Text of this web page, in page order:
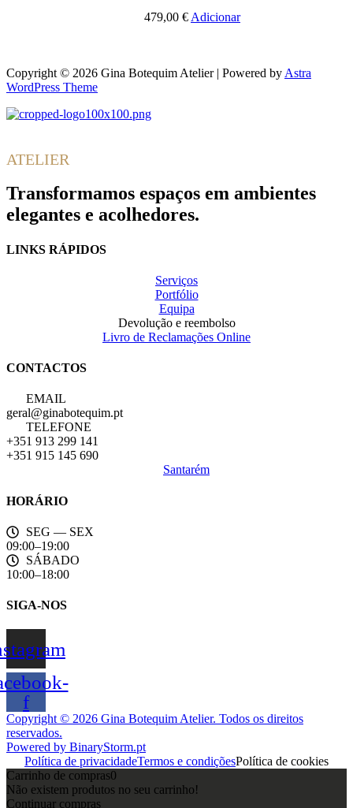
479,00 € Adicionar
Copyright © 2026 Gina Botequim Atelier | Powered by Astra
WordPress Theme
ATELIER
Transformamos espaços em ambientes
elegantes e acolhedores.
LINKS RÁPIDOS
Serviços
Portfólio
Equipa
Devolução e reembolso
Livro de Reclamações Online
CONTACTOS
EMAIL
geral@ginabotequim.pt
TELEFONE
+351 913 299 141
+351 915 145 690
Santarém
HORÁRIO
SEG — SEX
09:00–19:00
SÁBADO
10:00–18:00
SIGA-NOS
f
Copyright © 2026 Gina Botequim Atelier. Todos os direitos
reservados.
Powered by BinaryStorm.pt
Política de privacidadeTermos e condiçõesPolítica de cookies
Carrinho de compras0
Não existem produtos no seu carrinho!
Continuar compras